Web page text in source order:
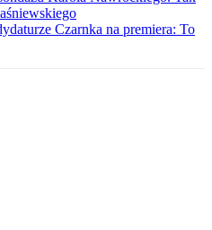
Czarnka na premiera: To